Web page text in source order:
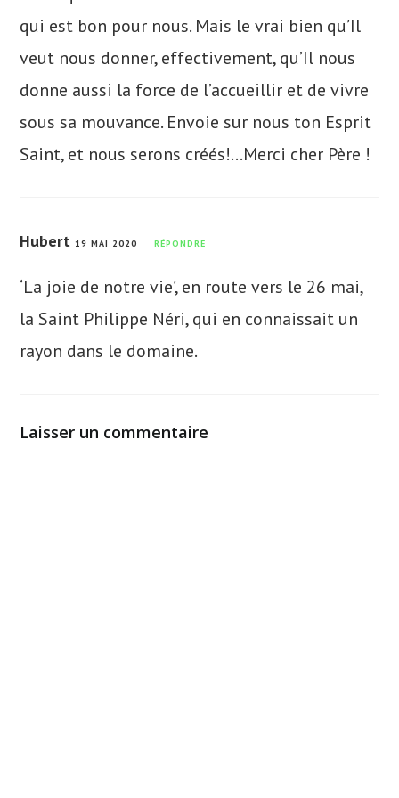
qui est bon pour nous. Mais le vrai bien qu’Il
veut nous donner, effectivement, qu’Il nous
donne aussi la force de l’accueillir et de vivre
sous sa mouvance. Envoie sur nous ton Esprit
Saint, et nous serons créés!…Merci cher Père !
Hubert 19 MAI 2020 RÉPONDRE
‘La joie de notre vie’, en route vers le 26 mai,
la Saint Philippe Néri, qui en connaissait un
rayon dans le domaine.
Laisser un commentaire